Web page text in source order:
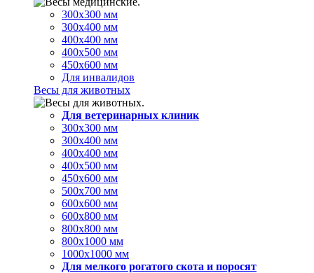
300х300 мм
300х400 мм
400х400 мм
400х500 мм
450х600 мм
Для инвалидов
Весы для животных
Для ветеринарных клиник
300х300 мм
300х400 мм
400х400 мм
400х500 мм
450х600 мм
500х700 мм
600х600 мм
600х800 мм
800х800 мм
800х1000 мм
1000х1000 мм
Для мелкого рогатого скота и поросят